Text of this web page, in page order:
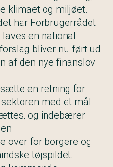
klimaet og miljøet.
har Forbrugerrådet
en national
bliver nu ført ud
af den nye finanslov
en retning for
med et mål
og indebærer
over for borgere og
tøjspildet.